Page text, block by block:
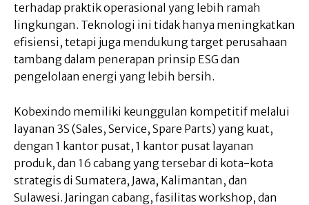
terhadap praktik operasional yang lebih ramah
lingkungan. Teknologi ini tidak hanya meningkatkan
efisiensi, tetapi juga mendukung target perusahaan
tambang dalam penerapan prinsip ESG dan
pengelolaan energi yang lebih bersih.
Kobexindo memiliki keunggulan kompetitif melalui
layanan 3S (Sales, Service, Spare Parts) yang kuat,
dengan 1 kantor pusat, 1 kantor pusat layanan
produk, dan 16 cabang yang tersebar di kota-kota
strategis di Sumatera, Jawa, Kalimantan, dan
Sulawesi. Jaringan cabang, fasilitas workshop, dan